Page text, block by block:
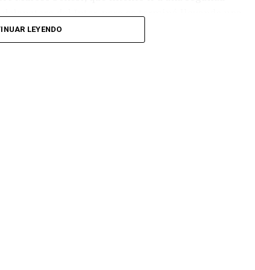
del Inter, pero se terminó llevando una
LEYENDO